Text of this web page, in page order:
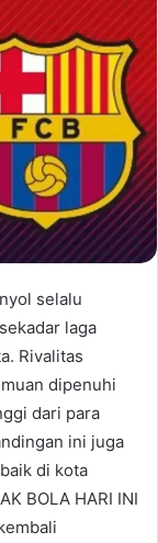
selalu
laga
Rivalitas
dipenuhi
dari para
ini juga
di kota
BOLA HARI INI